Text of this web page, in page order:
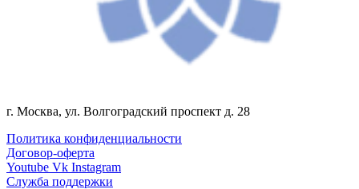
г. Москва, ул. Волгоградский проспект д. 28
Политика конфиденциальности
Договор-оферта
Youtube Vk Instagram
Служба поддержки